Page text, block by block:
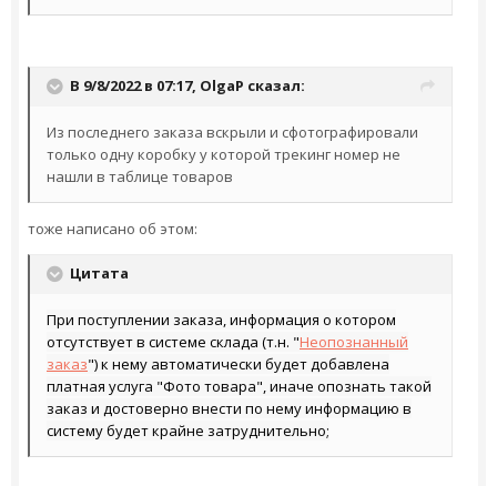
В 9/8/2022 в 07:17, OlgaP сказал:
Из последнего заказа вскрыли и сфотографировали
только одну коробку у которой трекинг номер не
нашли в таблице товаров
тоже написано об этом:
Цитата
При поступлении заказа, информация о котором
отсутствует в системе склада (т.н. "Неопознанный
заказ") к нему автоматически будет добавлена
платная услуга "Фото товара", иначе опознать такой
заказ и достоверно внести по нему информацию в
систему будет крайне затруднительно;